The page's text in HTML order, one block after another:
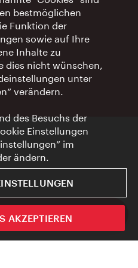
City Guide App
die Uhr
bestmöglichen
Funktion der
sowie auf Ihre
Inhalte zu
dies nicht wünschen,
unter
verändern.
des Besuchs der
Einstellungen
im
ändern.
AKZEPTIEREN